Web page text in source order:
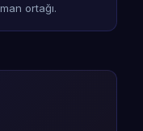
ortağı.